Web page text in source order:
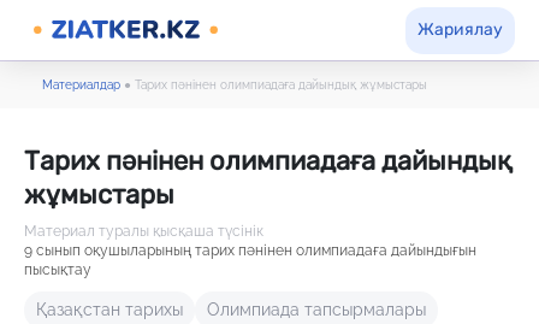
Жариялау
Материалдар ● Тарих пәнінен олимпиадаға дайындық жұмыстары
Тарих пәнінен олимпиадаға дайындық
жұмыстары
Материал туралы қысқаша түсінік
9 сынып оқушыларының тарих пәнінен олимпиадаға дайындығын
пысықтау
Қазақстан тарихы
Олимпиада тапсырмалары